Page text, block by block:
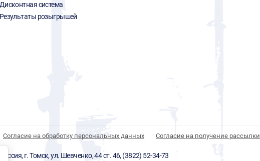
Дисконтная система
Результаты розыгрышей
Согласие на обработку персональных данных Согласие на получение рассылки
г. Томск, ул. Шевченко, 44 ст. 46, (3822) 52-34-73